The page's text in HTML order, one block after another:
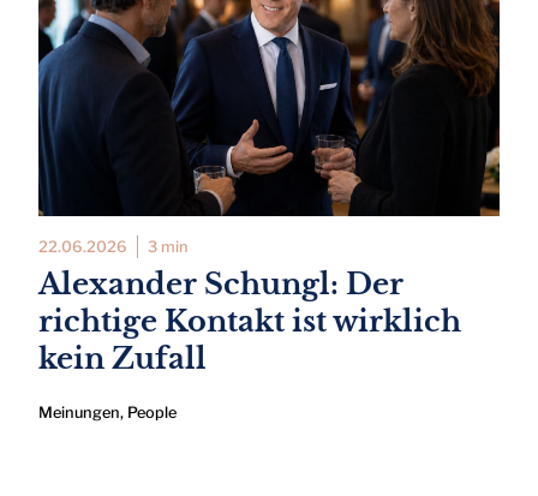
22.06.2026 3 min
Alexander Schungl: Der
richtige Kontakt ist wirklich
kein Zufall
Meinungen, People